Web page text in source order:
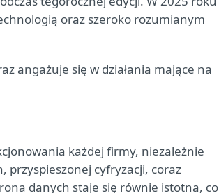
oraz szeroko rozumianym
angażuje się w działania mające na
każdej firmy, niezależnie
przyspieszonej cyfryzacji, coraz
danych staje się równie istotna, co